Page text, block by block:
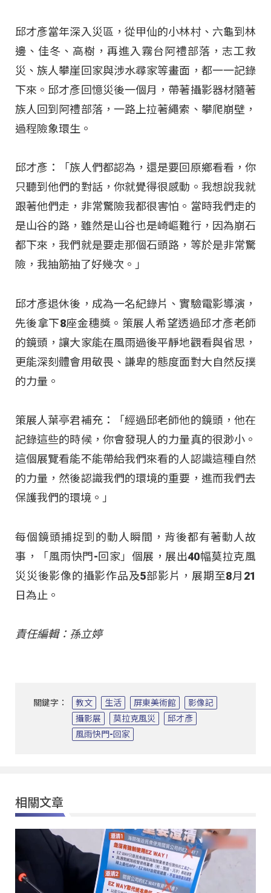
邱才彥當年深入災區，從甲仙的小林村、六龜到林
邊、佳冬、高樹，再進入霧台阿禮部落，志工救
災、族人攀崖回家與涉水尋家等畫面，都一一記錄
下來。邱才彥回憶災後一個月，帶著攝影器材隨著
族人回到阿禮部落，一路上拉著繩索、攀爬崩壁，
過程險象環生。
邱才彥：「族人們都認為，還是要回原鄉看看，你
只聽到他們的對話，你就覺得很感動。我想說我就
跟著他們走，非常驚險我都很害怕。當時我們走的
是山谷的路，雖然是山谷也是崎嶇難行，因為崩石
都下來，我們就是要走那個石頭路，等於是非常驚
險，我抽筋抽了好幾次。」
邱才彥退休後，成為一名紀錄片、實驗電影導演，
先後拿下8座金穗獎。策展人希望透過邱才彥老師
的鏡頭，讓大家能在風雨過後平靜地觀看與省思，
更能深刻體會用敬畏、謙卑的態度面對大自然反撲
的力量。
策展人葉亭君補充：「經過邱老師他的鏡頭，他在
記錄這些的時候，你會發現人的力量真的很渺小。
這個展覽看能不能帶給我們來看的人認識這種自然
的力量，然後認識我們的環境的重要，進而我們去
保護我們的環境。」
每個鏡頭捕捉到的動人瞬間，背後都有著動人故
事，「風雨快門-回家」個展，展出40幅莫拉克風
災災後影像的攝影作品及5部影片，展期至8月21
日為止。
責任編輯：孫立婷
關鍵字： 教文 生活 屏東美術館
影像記
攝影展
莫拉克風災
邱才彥
風雨快門-回家
相關文章